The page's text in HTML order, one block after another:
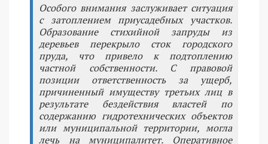
Особого внимания заслуживает ситуация
с затоплением приусадебных участков.
Образование стихийной запруды из
деревьев перекрыло сток городского
пруда, что привело к подтоплению
частной собственности. С правовой
позиции ответственность за ущерб,
причиненный имуществу третьих лиц в
результате бездействия властей по
содержанию гидротехнических объектов
или муниципальной территории, могла
лечь на муниципалитет. Оперативное